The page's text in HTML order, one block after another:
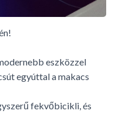
eszközzel
egyúttal a makacs
fekvőbicikli, és